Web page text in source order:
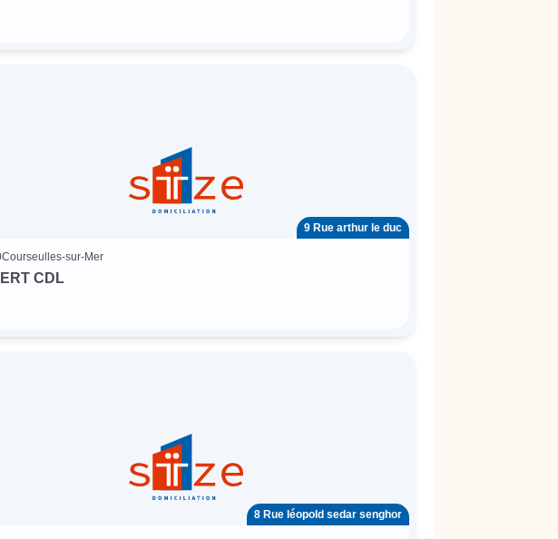
9 Rue arthur le duc
Courseulles-sur-Mer
CDL
8 Rue léopold sedar senghor